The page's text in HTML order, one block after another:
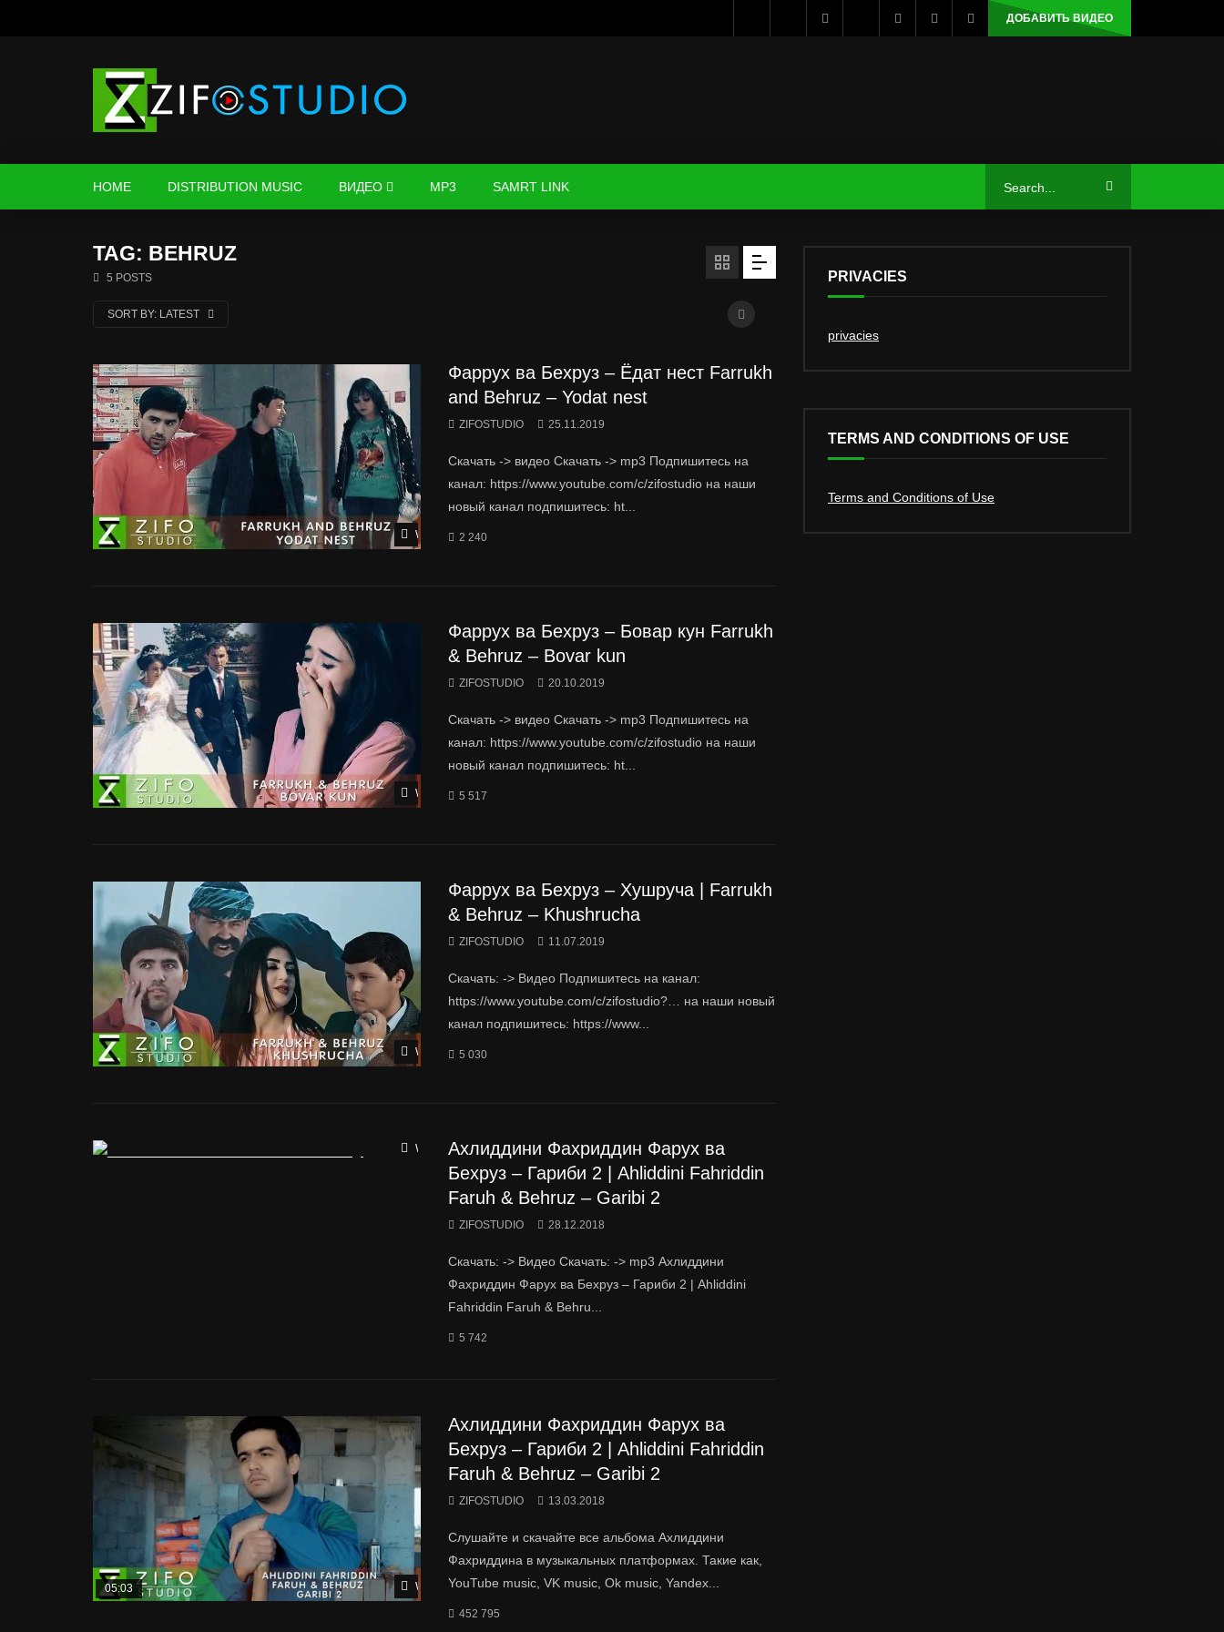
ДОБАВИТЬ ВИДЕО
HOME DISTRIBUTION MUSIC ВИДЕО MP3 SAMRT LINK
TAG: BEHRUZ
5 POSTS
SORT BY: LATEST
Watch Later
Фаррух ва Бехруз – Ёдат нест Farrukh
and Behruz – Yodat nest
ZIFOSTUDIO 25.11.2019
Скачать -> видео Скачать -> mp3 Подпишитесь на
канал: https://www.youtube.com/c/zifostudio на наши
новый канал подпишитесь: ht...
2 240
Watch Later
Фаррух ва Бехруз – Бовар кун Farrukh
& Behruz – Bovar kun
ZIFOSTUDIO 20.10.2019
Скачать -> видео Скачать -> mp3 Подпишитесь на
канал: https://www.youtube.com/c/zifostudio на наши
новый канал подпишитесь: ht...
5 517
Watch Later
Фаррух ва Бехруз – Хушруча | Farrukh
& Behruz – Khushrucha
ZIFOSTUDIO 11.07.2019
Скачать: -> Видео Подпишитесь на канал:
https://www.youtube.com/c/zifostudio?… на наши новый
канал подпишитесь: https://www...
5 030
Watch LaterАхлиддини Фахриддин Фарух ва
Бехруз – Гариби 2 | Ahliddini Fahriddin
Faruh & Behruz – Garibi 2
ZIFOSTUDIO 28.12.2018
Скачать: -> Видео Скачать: -> mp3 Ахлиддини
Фахриддин Фарух ва Бехруз – Гариби 2 | Ahliddini
Fahriddin Faruh & Behru...
5 742
Watch Later
05:03
Ахлиддини Фахриддин Фарух ва
Бехруз – Гариби 2 | Ahliddini Fahriddin
Faruh & Behruz – Garibi 2
ZIFOSTUDIO 13.03.2018
Слушайте и скачайте все альбома Ахлиддини
Фахриддина в музыкальных платформах. Такие как,
YouTube music, VK music, Ok music, Yandex...
452 795
PRIVACIES
privacies
TERMS AND CONDITIONS OF USE
Terms and Conditions of Use